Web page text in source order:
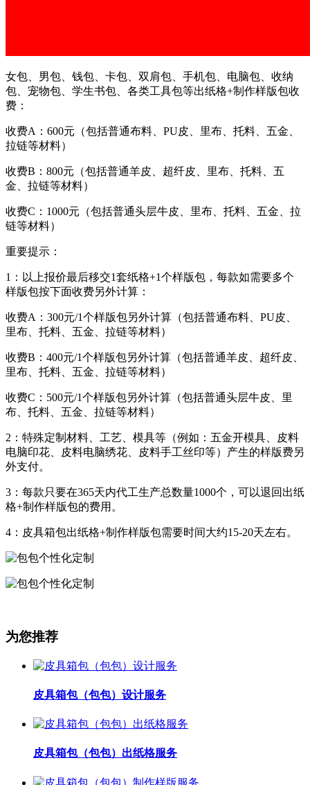
女包、男包、钱包、卡包、双肩包、手机包、电脑包、收纳
包、宠物包、学生书包、各类工具包等出纸格+制作样版包收
费：
收费A：600元（包括普通布料、PU皮、里布、托料、五金、
拉链等材料）
收费B：800元（包括普通羊皮、超纤皮、里布、托料、五
金、拉链等材料）
收费C：1000元（包括普通头层牛皮、里布、托料、五金、拉
链等材料）
重要提示：
1：以上报价最后移交1套纸格+1个样版包，每款如需要多个
样版包按下面收费另外计算：
收费A：300元/1个样版包另外计算（包括普通布料、PU皮、
里布、托料、五金、拉链等材料）
收费B：400元/1个样版包另外计算（包括普通羊皮、超纤皮、
里布、托料、五金、拉链等材料）
收费C：500元/1个样版包另外计算（包括普通头层牛皮、里
布、托料、五金、拉链等材料）
2：特殊定制材料、工艺、模具等（例如：五金开模具、皮料
电脑印花、皮料电脑绣花、皮料手工丝印等）产生的样版费另
外支付。
3：每款只要在365天内代工生产总数量1000个，可以退回出纸
格+制作样版包的费用。
4：皮具箱包出纸格+制作样版包需要时间大约15-20天左右。
为您推荐
皮具箱包（包包）设计服务
皮具箱包（包包）出纸格服务